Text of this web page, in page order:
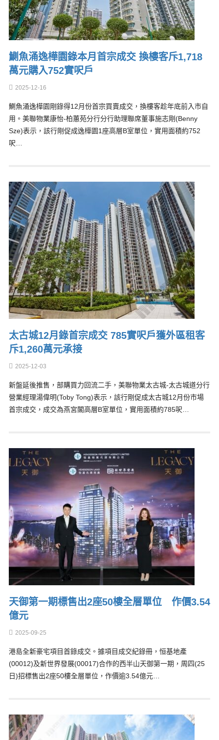
鰂魚涌逸樺園錄本月首宗成交 換樓客斥1,718
萬元購入752實呎戶
2025-12-16
鰂魚涌逸樺園剛錄得12月份首宗買賣成交，換樓客趁年底前入市自
用。美聯物業康怡-柏蕙苑分行分行助理聯席董事施志剛(Benny
Sze)表示，該行剛促成逸樺園1座高層B室單位，實用面積約752
呎…
太古城12月錄首宗成交 785實呎戶獲外區租客
斥1,260萬元承接
2025-12-03
新盤延後推售，部購買力回流二手，美聯物業太古城-太古城道分行
營業經理湯偉明(Toby Tong)表示，該行剛促成太古城12月份市場
首宗成交，成交為燕宮閣高層B室單位，實用面積約785呎…
天御第一期標售出2座50樓全層單位 作價3.54
億元
2025-09-25
港島全新豪宅項目首錄成交。據項目成交紀錄冊，恒基地產
(00012)及新世界發展(00017)合作的西半山天御第一期，周四(25
日)招標售出2座50樓全層單位，作價逾3.54億元…